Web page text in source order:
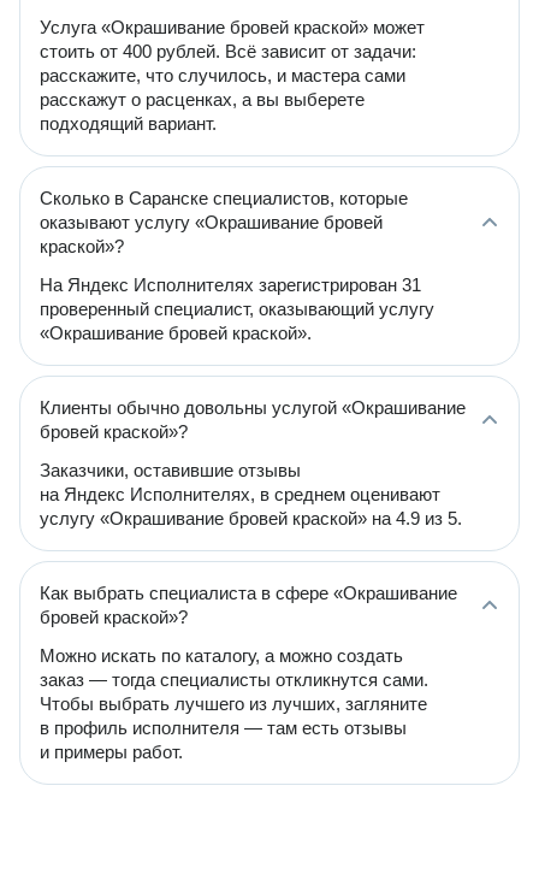
Услуга «Окрашивание бровей краской» может
стоить от 400 рублей. Всё зависит от задачи:
расскажите, что случилось, и мастера сами
расскажут о расценках, а вы выберете
подходящий вариант.
Сколько в Саранске специалистов, которые
оказывают услугу «Окрашивание бровей
краской»?
На Яндекс Исполнителях зарегистрирован 31
проверенный специалист, оказывающий услугу
«Окрашивание бровей краской».
Клиенты обычно довольны услугой «Окрашивание
бровей краской»?
Заказчики, оставившие отзывы
на Яндекс Исполнителях, в среднем оценивают
услугу «Окрашивание бровей краской» на 4.9 из 5.
Как выбрать специалиста в сфере «Окрашивание
бровей краской»?
Можно искать по каталогу, а можно создать
заказ — тогда специалисты откликнутся сами.
Чтобы выбрать лучшего из лучших, загляните
в профиль исполнителя — там есть отзывы
и примеры работ.